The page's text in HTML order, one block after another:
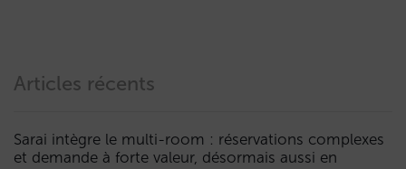
Articles récents
Sarai intègre le multi-room : réservations complexes
et demande à forte valeur, désormais aussi en